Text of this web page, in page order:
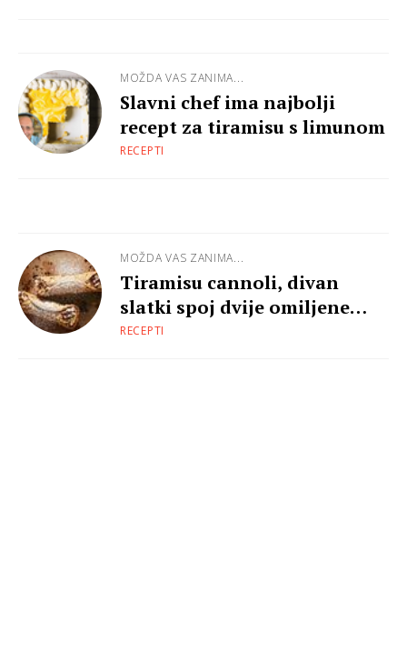
MOŽDA VAS ZANIMA...
Slavni chef ima najbolji
recept za tiramisu s limunom
RECEPTI
MOŽDA VAS ZANIMA...
Tiramisu cannoli, divan
slatki spoj dvije omiljene
slastice
RECEPTI